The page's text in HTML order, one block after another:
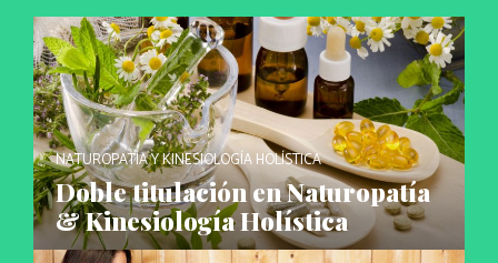
NATUROPATÍA Y KINESIOLOGÍA HOLÍSTICA
Doble titulación en Naturopatía
& Kinesiología Holística